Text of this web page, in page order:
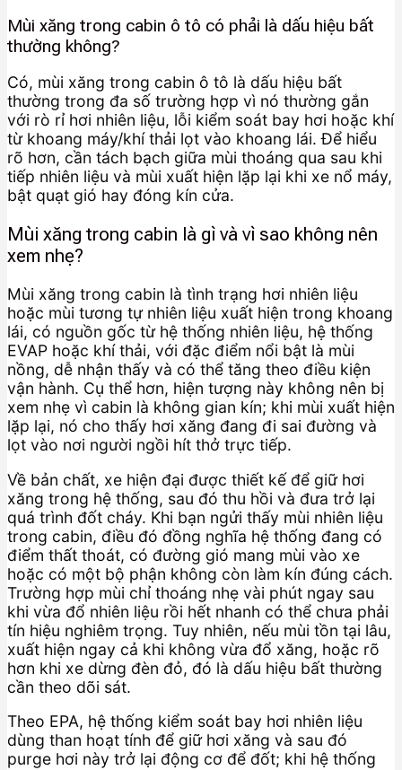
Mùi xăng trong cabin ô tô có phải là dấu hiệu bất
thường không?
Có, mùi xăng trong cabin ô tô là dấu hiệu bất
thường trong đa số trường hợp vì nó thường gắn
với rò rỉ hơi nhiên liệu, lỗi kiểm soát bay hơi hoặc khí
từ khoang máy/khí thải lọt vào khoang lái. Để hiểu
rõ hơn, cần tách bạch giữa mùi thoáng qua sau khi
tiếp nhiên liệu và mùi xuất hiện lặp lại khi xe nổ máy,
bật quạt gió hay đóng kín cửa.
Mùi xăng trong cabin là gì và vì sao không nên
xem nhẹ?
Mùi xăng trong cabin là tình trạng hơi nhiên liệu
hoặc mùi tương tự nhiên liệu xuất hiện trong khoang
lái, có nguồn gốc từ hệ thống nhiên liệu, hệ thống
EVAP hoặc khí thải, với đặc điểm nổi bật là mùi
nồng, dễ nhận thấy và có thể tăng theo điều kiện
vận hành. Cụ thể hơn, hiện tượng này không nên bị
xem nhẹ vì cabin là không gian kín; khi mùi xuất hiện
lặp lại, nó cho thấy hơi xăng đang đi sai đường và
lọt vào nơi người ngồi hít thở trực tiếp.
Về bản chất, xe hiện đại được thiết kế để giữ hơi
xăng trong hệ thống, sau đó thu hồi và đưa trở lại
quá trình đốt cháy. Khi bạn ngửi thấy mùi nhiên liệu
trong cabin, điều đó đồng nghĩa hệ thống đang có
điểm thất thoát, có đường gió mang mùi vào xe
hoặc có một bộ phận không còn làm kín đúng cách.
Trường hợp mùi chỉ thoáng nhẹ vài phút ngay sau
khi vừa đổ nhiên liệu rồi hết nhanh có thể chưa phải
tín hiệu nghiêm trọng. Tuy nhiên, nếu mùi tồn tại lâu,
xuất hiện ngay cả khi không vừa đổ xăng, hoặc rõ
hơn khi xe dừng đèn đỏ, đó là dấu hiệu bất thường
cần theo dõi sát.
Theo EPA, hệ thống kiểm soát bay hơi nhiên liệu
dùng than hoạt tính để giữ hơi xăng và sau đó
purge hơi này trở lại động cơ để đốt; khi hệ thống